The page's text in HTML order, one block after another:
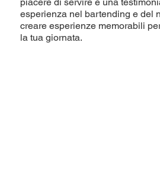
esperienza nel bartending e del
creare esperienze memorabili
la tua giornata.